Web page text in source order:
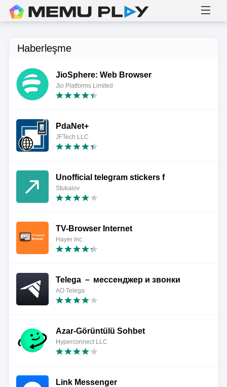
Haberleşme
JioSphere: Web Browser
Jio Platforms Limited
PdaNet+
JFTech LLC
Unofficial telegram stickers f
Stukalov
TV-Browser Internet
Hayer Inc.
Telega － мессенджер и звонки
AO Telega
Azar-Görüntülü Sohbet
Hyperconnect LLC
Link Messenger